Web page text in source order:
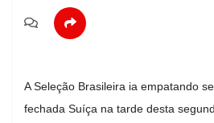
A Seleção Brasileira ia empatando
fechada Suíça na tarde desta